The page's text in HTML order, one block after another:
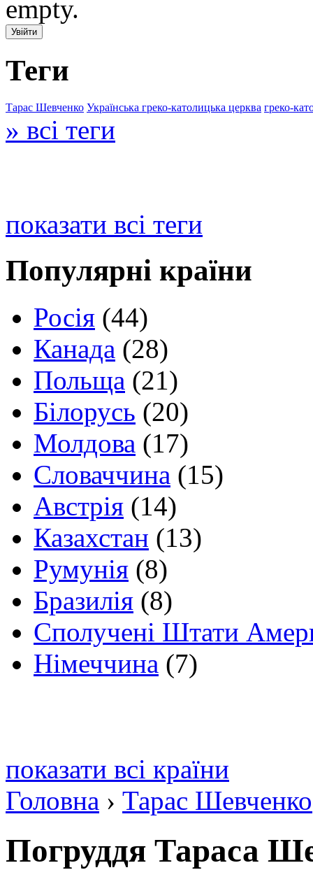
empty.
Теги
Тарас Шевченко Українська греко-католицька церква греко-
» всі теги
показати всі теги
Популярні країни
Росія (44)
Канада (28)
Польща (21)
Білорусь (20)
Молдова (17)
Словаччина (15)
Австрія (14)
Казахстан (13)
Румунія (8)
Бразилія (8)
Сполучені Штати
Німеччина (7)
показати всі країни
Головна › Тарас Шевченко
Погруддя Тараса